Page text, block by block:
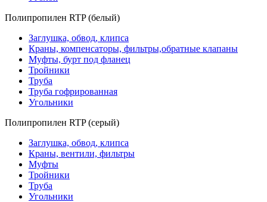
Полипропилен RTP (белый)
Заглушка, обвод, клипса
Краны, компенсаторы, фильтры,обратные клапаны
Муфты, бурт под фланец
Тройники
Труба
Труба гофрированная
Угольники
Полипропилен RTP (серый)
Заглушка, обвод, клипса
Краны, вентили, фильтры
Муфты
Тройники
Труба
Угольники